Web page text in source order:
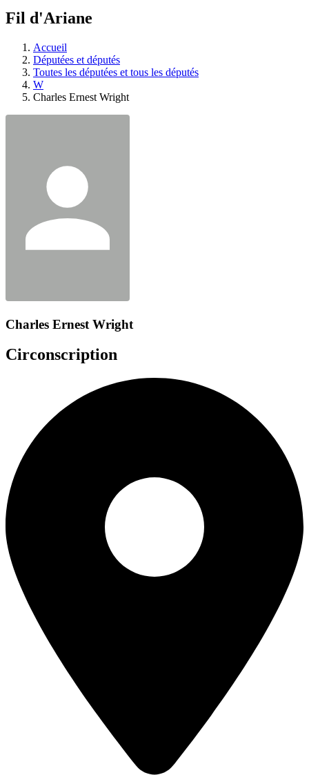
à
législative.
Fil d'Ariane
Accueil
Députées et députés
Toutes les députées et tous les députés
W
Charles Ernest Wright
Charles Ernest Wright
Circonscription